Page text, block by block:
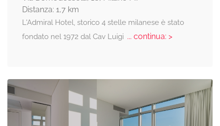
Distanza: 1,7 km
L'Admiral Hotel, storico 4 stelle milanese è stato
fondato nel 1972 dal Cav Luigi ... continua: >